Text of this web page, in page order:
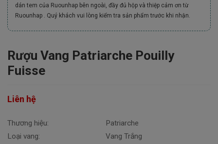
dán tem của Ruounhap bên ngoài, đầy đủ hộp và thiệp cảm ơn từ
Ruounhap . Quý khách vui lòng kiểm tra sản phẩm trước khi nhận.
Rượu Vang Patriarche Pouilly
Fuisse
Liên hệ
Thương hiệu:
Loại vang:
Patriarche
Vang Trắng